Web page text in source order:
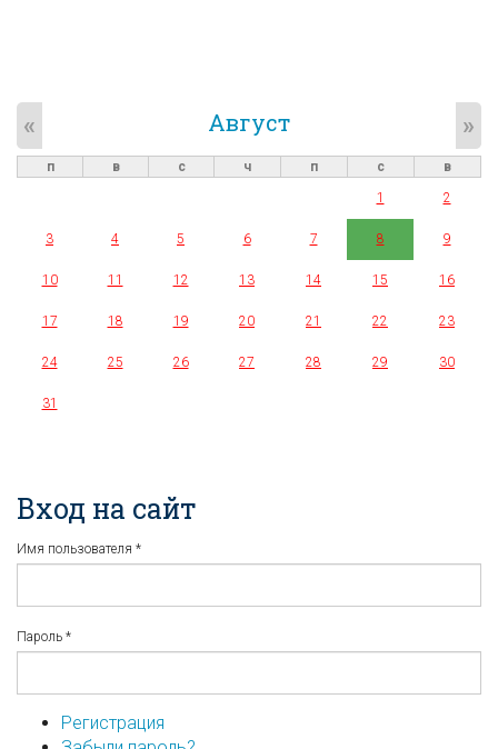
Август
« »
п в с ч п с
в
1
2
3 4 5 6 7 8 9
10 11 12 13 14 15 16
17 18 19 20 21 22 23
24 25 26 27 28 29 30
31
Вход на сайт
Имя пользователя *
Пароль *
Регистрация